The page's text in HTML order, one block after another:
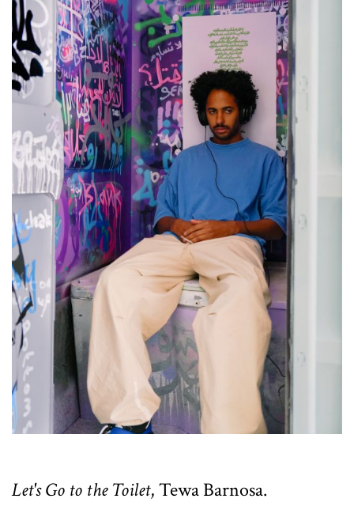
Let's Go to the Toilet, Tewa Barnosa.